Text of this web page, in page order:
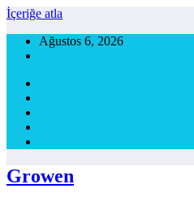
İçeriğe atla
Ağustos 6, 2026
Growen